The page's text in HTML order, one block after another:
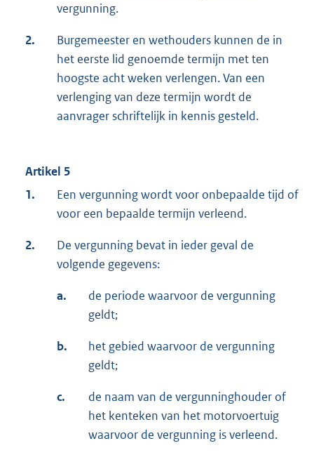
vergunning.
2.
Burgemeester en wethouders kunnen de in
het eerste lid genoemde termijn met ten
hoogste acht weken verlengen. Van een
verlenging van deze termijn wordt de
aanvrager schriftelijk in kennis gesteld.
Artikel 5
1.
Een vergunning wordt voor onbepaalde tijd of
voor een bepaalde termijn verleend.
2.
De vergunning bevat in ieder geval de
volgende gegevens:
a.
de periode waarvoor de vergunning
geldt;
b.
het gebied waarvoor de vergunning
geldt;
c.
de naam van de vergunninghouder of
het kenteken van het motorvoertuig
waarvoor de vergunning is verleend.